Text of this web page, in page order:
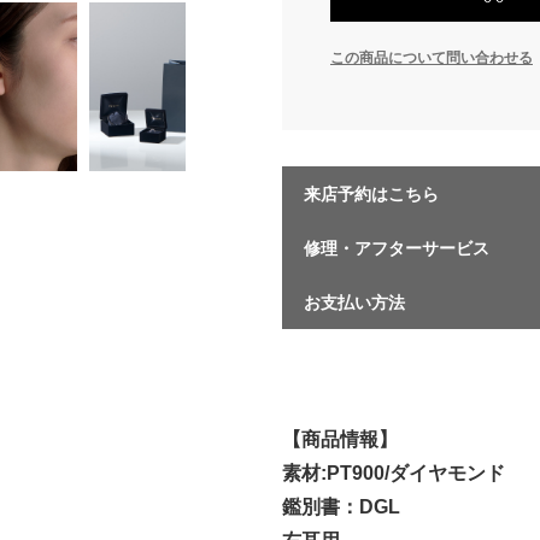
この商品について問い合わせる
来店予約はこちら
修理・アフターサービス
お支払い方法
【商品情報】
素材:PT900/ダイヤモンド
鑑別書：DGL